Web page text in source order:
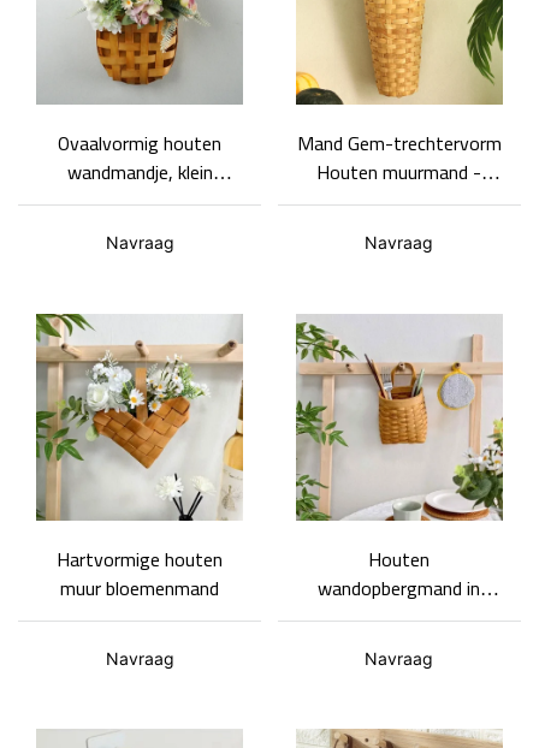
Ovaalvormig houten
wandmandje, klein
opbergmandje met
kruisvormig,
halfopengewerkt deksel.
Navraag
Mand Gem-trechtervorm
Houten muurmand -
opbergmand voor aan de
muur Aanpasbaar en
groothandel
Navraag
Hartvormige houten
muur bloemenmand
Navraag
Houten
wandopbergmand in
robuuste houtkleur
Navraag